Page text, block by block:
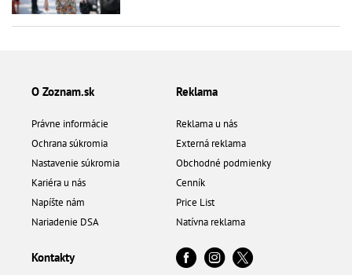
O Zoznam.sk
Právne informácie
Ochrana súkromia
Nastavenie súkromia
Kariéra u nás
Napíšte nám
Nariadenie DSA
Reklama
Reklama u nás
Externá reklama
Obchodné podmienky
Cenník
Price List
Natívna reklama
Kontakty